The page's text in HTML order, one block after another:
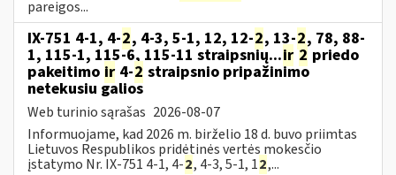
pareigos...
IX-751 4-1, 4-2, 4-3, 5-1, 12, 12-2, 13-2, 78, 88-
1, 115-1, 115-6, 115-11 straipsnių...ir 2 priedo
pakeitimo ir 4-2 straipsnio pripažinimo
netekusiu galios
Web turinio sąrašas 2026-08-07
Informuojame, kad 2026 m. birželio 18 d. buvo priimtas
Lietuvos Respublikos pridėtinės vertės mokesčio
įstatymo Nr. IX-751 4-1, 4-2, 4-3, 5-1, 12,...